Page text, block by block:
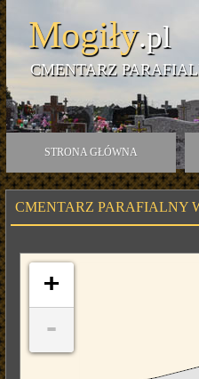
Mogiły.pl
CMENTARZ
STRONA GŁÓWNA
CMENTARZ PARAFIALNY
+
-